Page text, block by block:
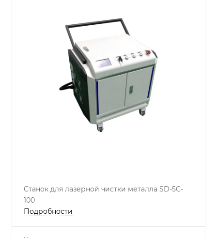
Станок для лазерной чистки металла SD-5C-
100
Подробности